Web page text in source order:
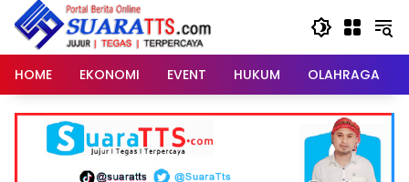
Langsung
konten
HOME
EKONOMI EVENT HUKUM OLAHRAGA